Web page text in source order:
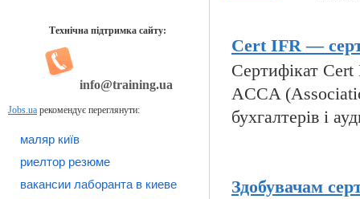
Технічна підтримка сайту:
info@training.ua
Jobs.ua рекомендує переглянути:
маляр київ
риелтор резюме
вакансии лаборанта в киеве
Cert IFR —
Сертифікат
ACCA
бухгалтерів і
Здобувачам